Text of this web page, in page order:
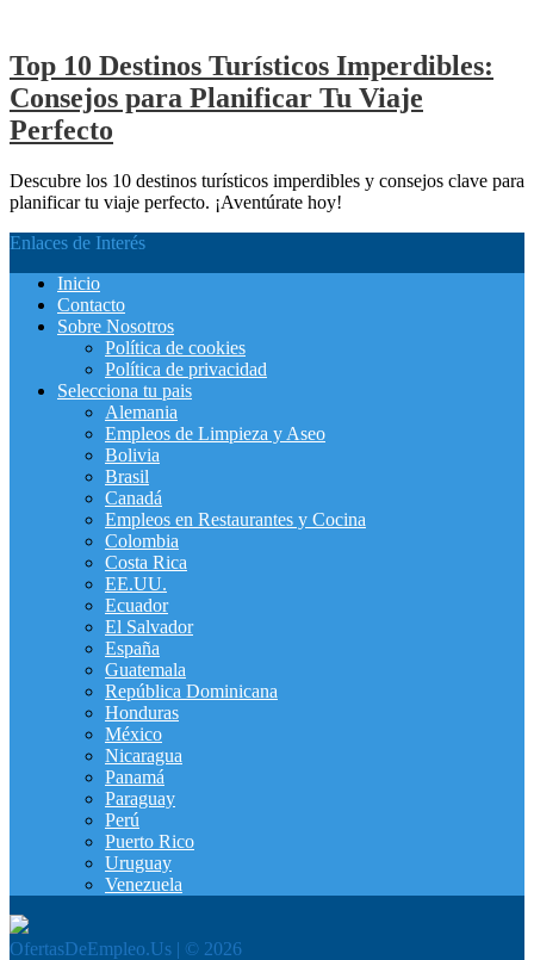
Top 10 Destinos Turísticos Imperdibles:
Consejos para Planificar Tu Viaje
Perfecto
Descubre los 10 destinos turísticos imperdibles y consejos clave para
planificar tu viaje perfecto. ¡Aventúrate hoy!
Enlaces de Interés
Inicio
Contacto
Sobre Nosotros
Política de cookies
Política de privacidad
Selecciona tu pais
Alemania
Empleos de Limpieza y Aseo
Bolivia
Brasil
Canadá
Empleos en Restaurantes y Cocina
Colombia
Costa Rica
EE.UU.
Ecuador
El Salvador
España
Guatemala
República Dominicana
Honduras
México
Nicaragua
Panamá
Paraguay
Perú
Puerto Rico
Uruguay
Venezuela
OfertasDeEmpleo.Us | © 2026